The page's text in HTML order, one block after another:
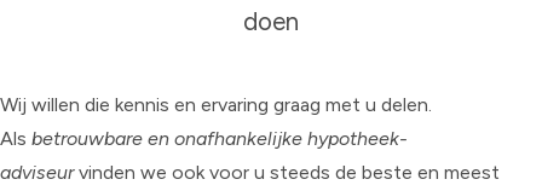
doen
Wij willen die kennis en ervaring graag met u delen.
Als betrouwbare en onafhankelijke hypotheek-
adviseurvinden we ook voor u steeds de beste en meest